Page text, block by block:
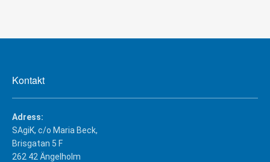
Kontakt
Adress:
SAgiK, c/o Maria Beck,
Brisgatan 5 F
262 42 Ängelholm